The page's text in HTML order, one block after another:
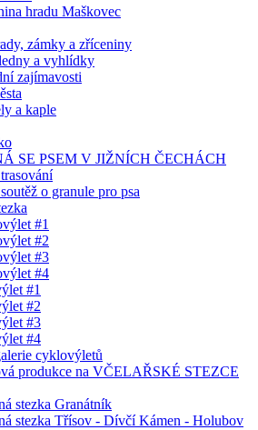
hradu Maškovec
zámky a zříceniny
a vyhlídky
zajímavosti
a kaple
SE PSEM V JIŽNÍCH ČECHÁCH
o granule pro psa
#1
#2
#3
#4
#1
#2
#3
#4
cyklovýletů
produkce na VČELAŘSKÉ STEZCE
stezka Granátník
stezka Třísov - Dívčí Kámen - Holubov